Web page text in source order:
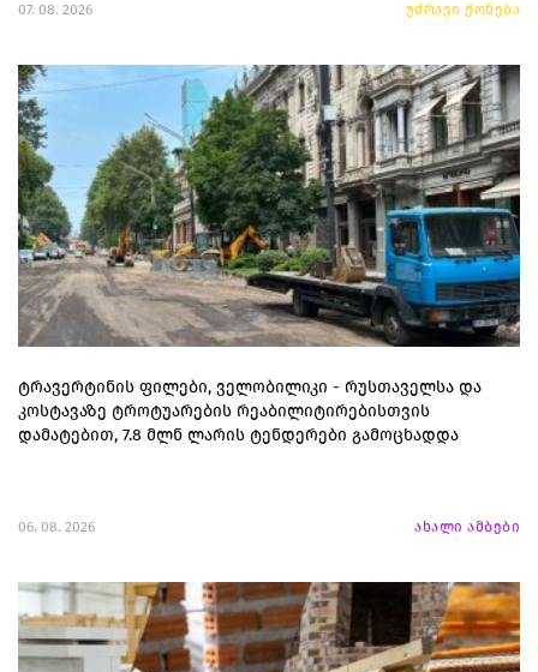
07. 08. 2026 უძრავი ქონება
ტრავერტინის ფილები, ველობილიკი - რუსთაველსა და
კოსტავაზე ტროტუარების რეაბილიტირებისთვის
დამატებით, 7.8 მლნ ლარის ტენდერები გამოცხადდა
06. 08. 2026 ახალი ამბები